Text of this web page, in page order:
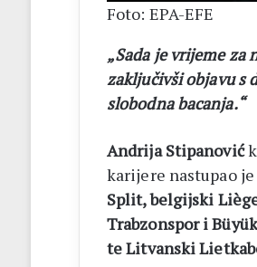
Foto: EPA-EFE
„Sada je vrijeme za
zaključivši objavu s
slobodna bacanja.“
Andrija Stipanović
karijere nastupao
Split, belgijski
Trabzonspor i
te Litvanski